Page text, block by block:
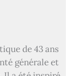
de 43 ans
générale et